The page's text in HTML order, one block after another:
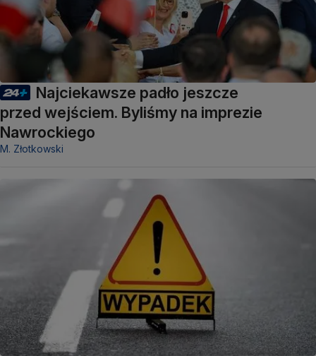
Najciekawsze padło jeszcze
przed wejściem. Byliśmy na imprezie
Nawrockiego
M. Złotkowski